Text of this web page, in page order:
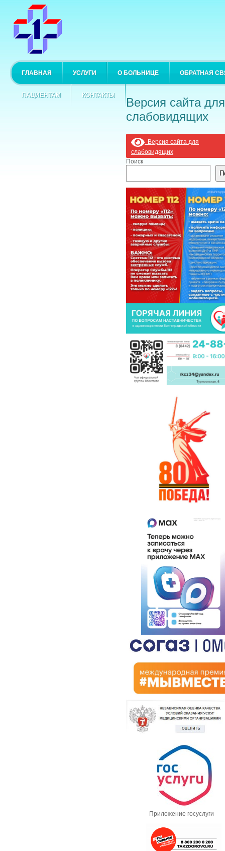
ГЛАВНАЯ УСЛУГИ О БОЛЬНИЦЕ ОБРАТНАЯ
ПАЦИЕНТАМ КОНТАКТЫ
Версия сайта для
слабовидящих
Версия сайта для
слабовидящих
Поиск
Приложение госуслуги